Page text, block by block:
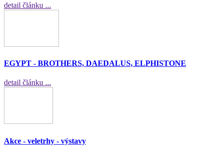
detail článku ...
EGYPT - BROTHERS, DAEDALUS, ELPHISTONE
detail článku ...
Akce - veletrhy - výstavy